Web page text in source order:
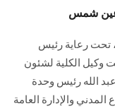
عين شمس
تحت رعاية رئيس
وكيل الكلية لشئون
الله رئيس وحدة
المدني والإدارة العامة